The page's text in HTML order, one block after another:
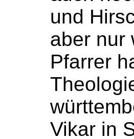
und
aber nur
Pfarrer
Vikar in